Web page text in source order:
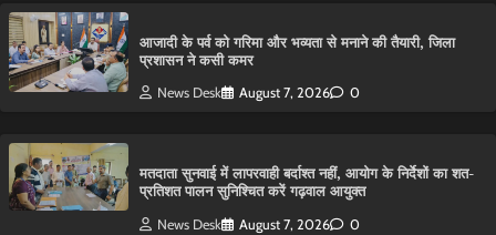
आजादी के पर्व को गरिमा और भव्यता से मनाने की तैयारी, जिला
प्रशासन ने कसी कमर
News Desk August 7, 2026 0
मतदाता सुनवाई में लापरवाही बर्दाश्त नहीं, आयोग के निर्देशों का शत-
प्रतिशत पालन सुनिश्चित करें गढ़वाल आयुक्त
News Desk August 7, 2026 0